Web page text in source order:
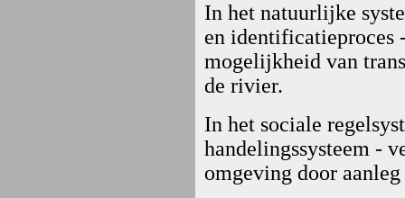
In het natuurlijke
en identificatieproces
mogelijkheid van
de rivier.
In het sociale
handelingssysteem -
omgeving door